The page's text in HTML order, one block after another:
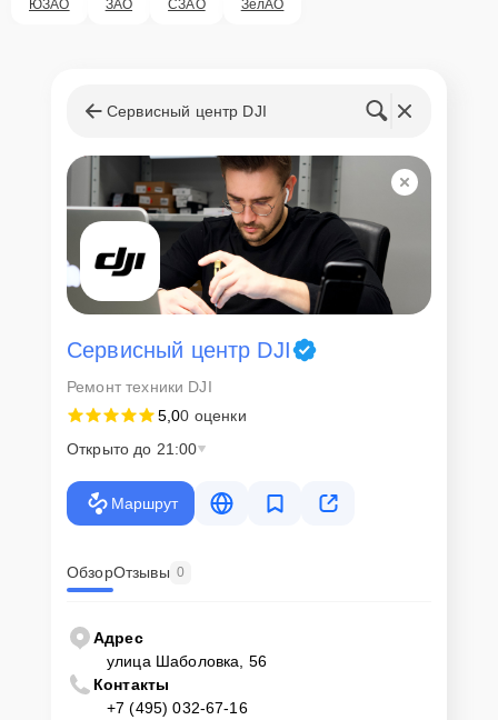
ЮЗАО ЗАО СЗАО ЗелАО
Сервисный центр DJI
Сервисный центр DJI
Ремонт техники DJI
5,00 оценки
Открыто до 21:00
Маршрут
ОбзорОтзывы 0
Адрес
улица Шаболовка, 56
Контакты
+7 (495) 032-67-16